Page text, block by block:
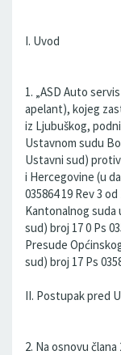
I. Uvod
1. „ASD Auto
apelant), kojeg
iz Ljubuškog,
Ustavnom sudu
Ustavni sud)
i Hercegovine (u
035864 19 Rev 3
Kantonalnog suda
sud) broj 17 0 Ps
Presude
sud) broj 17 Ps
II. Postupak pred
2. Na osnovu